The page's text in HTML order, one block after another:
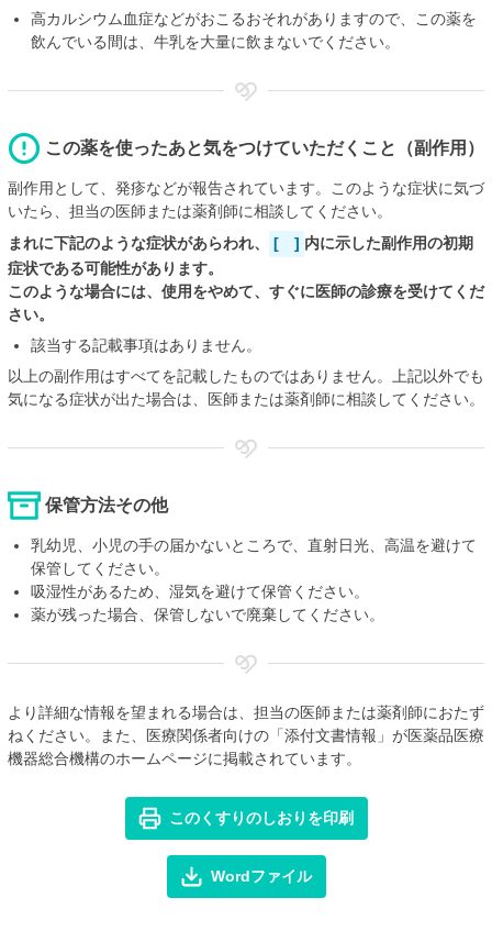
高カルシウム血症などがおこるおそれがありますので、この薬を
飲んでいる間は、牛乳を大量に飲まないでください。
この薬を使ったあと気をつけていただくこと（副作用）
副作用として、発疹などが報告されています。このような症状に気づ
いたら、担当の医師または薬剤師に相談してください。
まれに下記のような症状があらわれ、
[ ] 内に示した副作用の初期
症状である可能性があります。
このような場合には、使用をやめて、すぐに医師の診療を受けてくだ
さい。
該当する記載事項はありません。
以上の副作用はすべてを記載したものではありません。上記以外でも
気になる症状が出た場合は、医師または薬剤師に相談してください。
保管方法その他
乳幼児、小児の手の届かないところで、直射日光、高温を避けて
保管してください。
吸湿性があるため、湿気を避けて保管ください。
薬が残った場合、保管しないで廃棄してください。
より詳細な情報を望まれる場合は、担当の医師または薬剤師におたず
ねください。また、医療関係者向けの「添付文書情報」が医薬品医療
機器総合機構のホームページに掲載されています。
このくすりのしおりを印刷
Wordファイル